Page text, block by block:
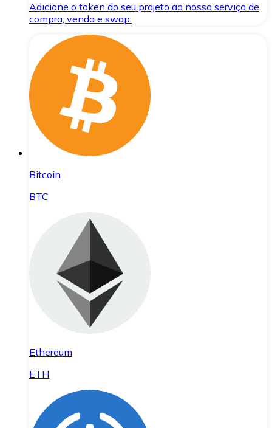
Adicione o token do seu projeto ao nosso serviço de
compra, venda e swap.
Bitcoin
BTC
Ethereum
ETH